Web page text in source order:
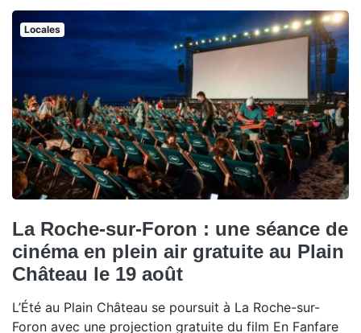
Locales
La Roche-sur-Foron : une séance de
cinéma en plein air gratuite au Plain
Château le 19 août
L’Été au Plain Château se poursuit à La Roche-sur-
Foron avec une projection gratuite du film En Fanfare